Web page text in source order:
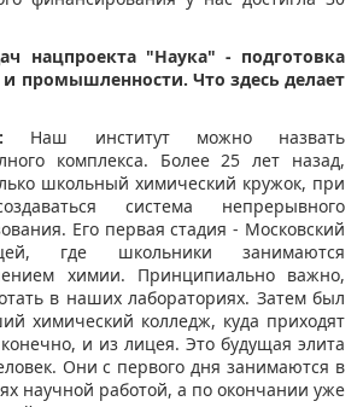
нацпроекта "Наука" - подготовка
и промышленности. Что здесь делает
Наш институт можно назвать
комплекса. Более 25 лет назад,
школьный химический кружок, при
система непрерывного
Его первая стадия - Московский
где школьники занимаются
химии. Принципиально важно,
в наших лабораториях. Затем был
химический колледж, куда приходят
и из лицея. Это будущая элита
Они с первого дня занимаются в
научной работой, а по окончании уже